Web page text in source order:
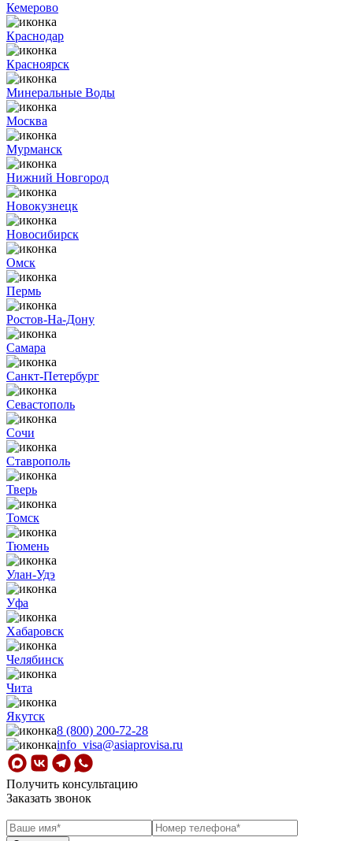
Кемерово
Краснодар
Красноярск
Минеральные Воды
Москва
Мурманск
Нижний Новгород
Новокузнецк
Новосибирск
Омск
Пермь
Ростов-На-Дону
Самара
Санкт-Петербург
Севастополь
Сочи
Ставрополь
Тверь
Томск
Тюмень
Улан-Удэ
Уфа
Хабаровск
Челябинск
Чита
Якутск
8 (800) 200-72-28
info_visa@asiaprovisa.ru
Получить консультацию
Заказать звонок